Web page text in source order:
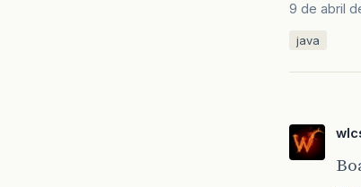
9 de abril
java